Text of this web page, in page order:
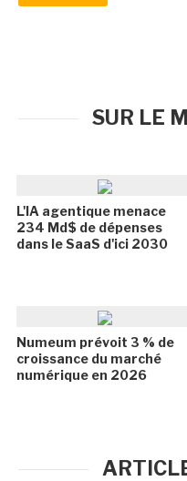
SUR LE
L'IA agentique menace
234 Md$ de dépenses
dans le SaaS d'ici 2030
Numeum prévoit 3 % de
croissance du marché
numérique en 2026